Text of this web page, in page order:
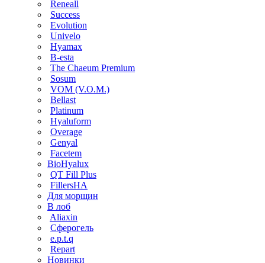
Reneall
Success
Evolution
Univelo
Hyamax
B-esta
The Chaeum Premium
Sosum
VOM (V.O.M.)
Bellast
Platinum
Hyaluform
Overage
Genyal
Facetem
BioHyalux
QT Fill Plus
FillersHA
Для морщин
В лоб
Aliaxin
Сферогель
e.p.t.q
Repart
Новинки